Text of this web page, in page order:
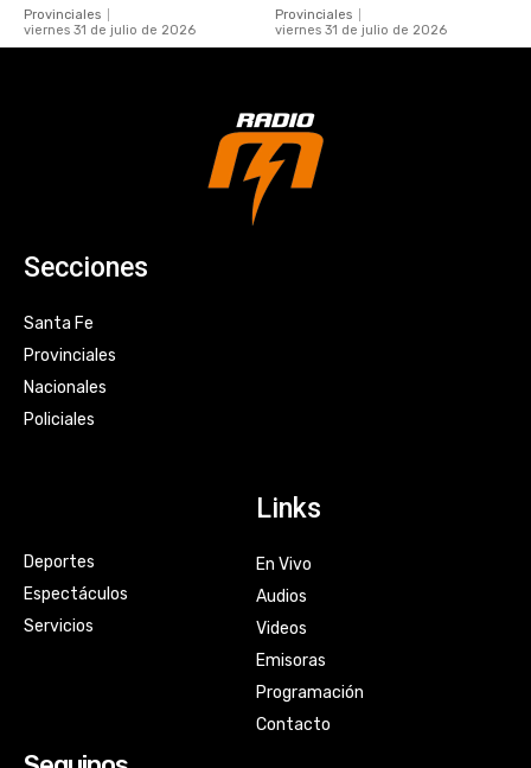
Provinciales
viernes 31 de julio de 2026
Provinciales
viernes 31 de julio de 2026
Secciones
Santa Fe
Provinciales
Nacionales
Policiales
Deportes
Espectáculos
Servicios
Links
En Vivo
Audios
Videos
Emisoras
Programación
Contacto